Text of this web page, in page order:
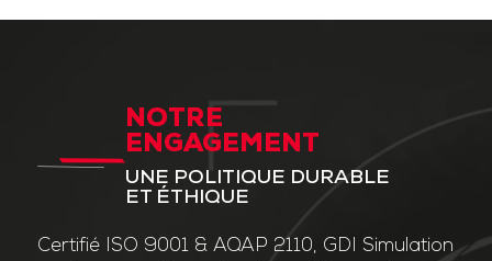
NOTRE
ENGAGEMENT
UNE POLITIQUE DURABLE
ET ÉTHIQUE
Certifié ISO 9001 & AQAP 2110, GDI Simulation